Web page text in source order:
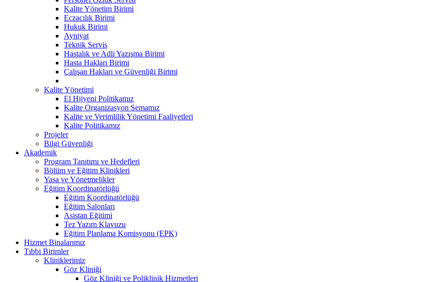
Kalite Yönetim Birimi
Eczacılık Birimi
Hukuk Birimi
Ayniyat
Teknik Servis
Hastalık ve Adli Yazışma Birimi
Hasta Hakları Birimi
Çalışan Hakları ve Güvenliği Birimi
Kalite Yönetimi
El Hijyeni Politikamız
Kalite Organizasyon Şemamız
Kalite ve Verimlilik Yönetimi Faaliyetleri
Kalite Politikamız
Projeler
Bilgi Güvenliği
Akademik
Program Tanıtımı ve Hedefleri
Bölüm ve Eğitim Klinikleri
Yasa ve Yönetmelikler
Eğitim Koordinatörlüğü
Eğitim Koordinatörlüğü
Eğitim Salonları
Asistan Eğitimi
Tez Yazım Klavuzu
Eğitim Planlama Komisyonu (EPK)
Hizmet Binalarımız
Tıbbi Birimler
Kliniklerimiz
Göz Kliniği
Göz Kliniği ve Poliklinik Hizmetleri